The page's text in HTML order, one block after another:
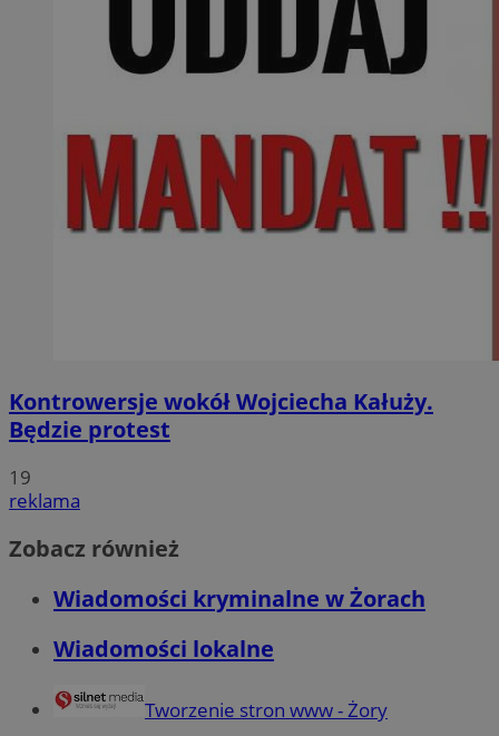
Kontrowersje wokół Wojciecha Kałuży.
Będzie protest
19
reklama
Zobacz również
Wiadomości kryminalne w Żorach
Wiadomości lokalne
Tworzenie stron www - Żory